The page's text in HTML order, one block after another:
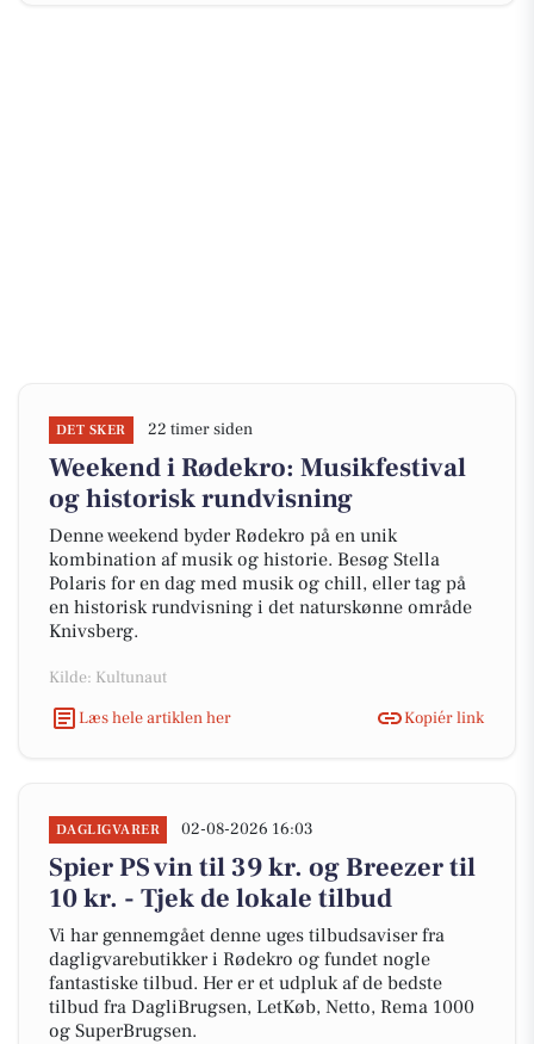
DET SKER 22 timer siden
Weekend i Rødekro: Musikfestival
og historisk rundvisning
Denne weekend byder Rødekro på en unik
kombination af musik og historie. Besøg Stella
Polaris for en dag med musik og chill, eller tag på
en historisk rundvisning i det naturskønne område
Knivsberg.
Kilde: Kultunaut
Læs hele artiklen her
Kopiér link
DAGLIGVARER 02-08-2026 16:03
Spier PS vin til 39 kr. og Breezer til
10 kr. - Tjek de lokale tilbud
Vi har gennemgået denne uges tilbudsaviser fra
dagligvarebutikker i Rødekro og fundet nogle
fantastiske tilbud. Her er et udpluk af de bedste
tilbud fra DagliBrugsen, LetKøb, Netto, Rema 1000
og SuperBrugsen.